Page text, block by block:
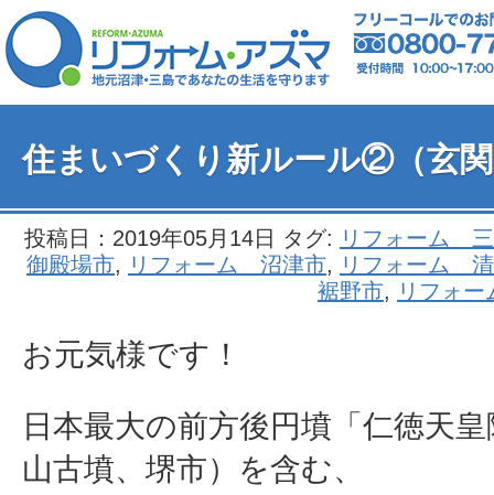
住まいづくり新ルール②（玄
投稿日：2019年05月14日 タグ: リフォーム
御殿場市, リフォーム 沼津市, リフォーム
裾野市, リフォ
お元気様です！
日本最大の前方後円墳「仁徳天
山古墳、堺市）を含む、